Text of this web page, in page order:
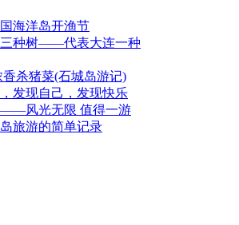
海洋岛开渔节
三种树——代表大连一种
杀猪菜(石城岛游记)
发现自己，发现快乐
——风光无限 值得一游
旅游的简单记录